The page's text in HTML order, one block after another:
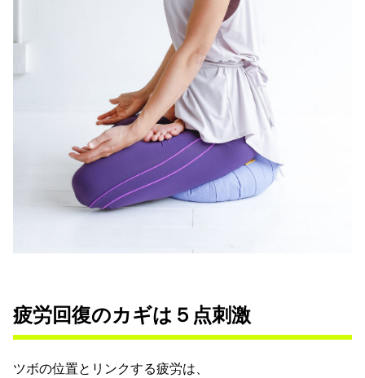
疲労回復のカギは５点刺激
ツボの位置とリンクする疲労は、